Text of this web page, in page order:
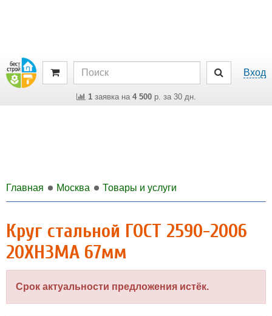
Вход
1заявка на 4 500р. за 30 дн.
Главная Москва Товары и услуги
Круг стальной ГОСТ 2590-2006
20ХН3МА 67мм
Срок актуальности предложения истёк.